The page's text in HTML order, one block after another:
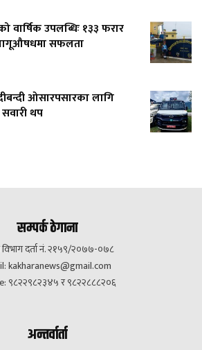
वार्षिक उपलब्धिः १३३ फरार
लागूऔषधमा सफलता
ओसारपसारका लागि
थप
सम्पर्क ठेगाना
दर्ता नं. २१५९/२०७७-०७८
kakharanews@gmail.com
९८२२९८२३४५ र ९८२२८८८२०६
अन्तर्वार्ता